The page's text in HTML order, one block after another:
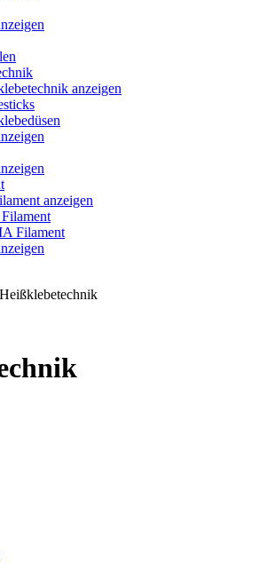
anzeigen
anzeigen
Filament
Heißklebetechnik